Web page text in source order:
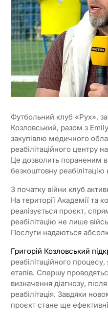
Футбольний клуб «Рух»,
Козловський, разом з
закупівлю медичного
реабілітаційного центру
Це дозволить пораненим
безкоштовну
З початку війни клуб
На території Академії та
реалізується проєкт,
реабілітацію не лише
Послуги надаються
Григорій Козловський
реабілітаційного
етапів. Спершу
визначення діагнозу,
реабілітація. Завдяки
проєкт стане ще